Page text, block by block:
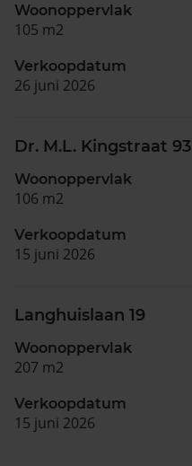
Woonoppervlak
105 m2
Verkoopdatum
26 juni 2026
Dr. M.L. Kingstraat 93
Woonoppervlak
106 m2
Verkoopdatum
15 juni 2026
Langhuislaan 19
Woonoppervlak
207 m2
Verkoopdatum
15 juni 2026